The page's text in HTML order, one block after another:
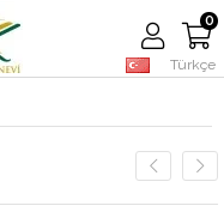
Türkçe
0